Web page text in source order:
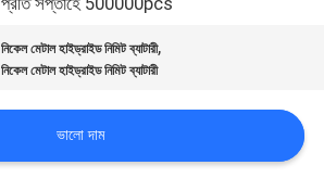
নিকেল মেটাল হাইড্রাইড নিমিট ব্যাটারী,
নিকেল মেটাল হাইড্রাইড নিমিট ব্যাটারী
ভালো দাম